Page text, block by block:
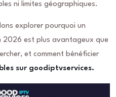
ni limites géographiques.
explorer pourquoi un
2026 est plus avantageux que
et comment bénéficier
sur goodiptvservices.